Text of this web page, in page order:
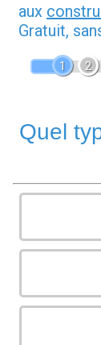
aux
Gratuit,
1 2
Quel